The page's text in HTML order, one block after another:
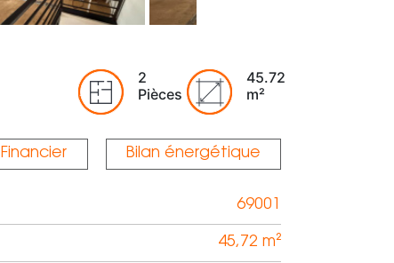
2
Pièces
45.72
m²
Financier Bilan énergétique
69001
45,72 m²